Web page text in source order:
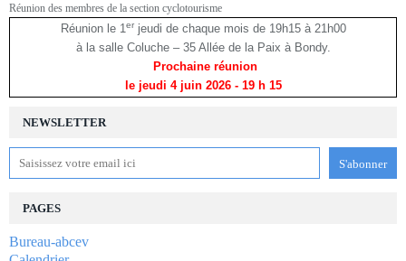
NEWSLETTER
PAGES
Bureau-abcev
Réunion des membres de la section cyclotourisme
Réunion le 1erjeudi de chaque mois de 19h15 à 21h00
à la salle Coluche – 35 Allée de la Paix à Bondy.
Prochaine réunion
le jeudi 4 juin 2026 - 19 h 15